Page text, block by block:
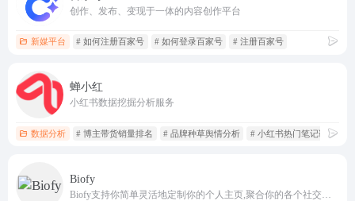
创作、发布、变现于一体的内容创作平台
新媒平台 # 如何注册百家号 # 如何登录百家号 # 注册百家号
蝉小红
小红书数据挖掘分析服务
数据分析 # 博主带货销量排名 # 品牌种草舆情分析 # 小红书热门笔记诊断分析
Biofy
Biofy支持你简单灵活地定制你的个人主页,聚合你的各个社交媒体账号